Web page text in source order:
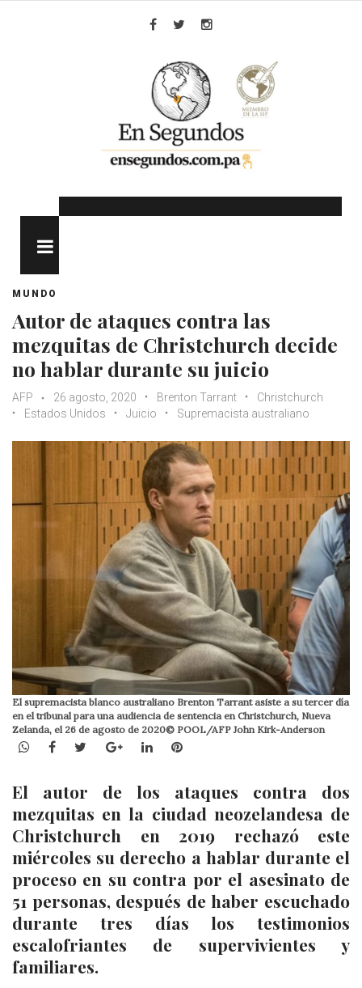
MUNDO
Autor de ataques contra las
mezquitas de Christchurch decide
no hablar durante su juicio
AFP 26 agosto, 2020 Brenton Tarrant
Christchurch
Estados Unidos
Juicio Supremacista australiano
El supremacista blanco australiano Brenton Tarrant asiste a su tercer día
en el tribunal para una audiencia de sentencia en Christchurch, Nueva
Zelanda, el 26 de agosto de 2020© POOL/AFP John Kirk-Anderson
WhatsApp
Facebook
TwitterGoogle+LinkedInPinterest
El autor de los ataques contra dos
mezquitas en la ciudad neozelandesa de
Christchurch en 2019 rechazó este
miércoles su derecho a hablar durante el
proceso en su contra por el asesinato de
51 personas, después de haber escuchado
durante tres días los testimonios
escalofriantes de supervivientes y
familiares.